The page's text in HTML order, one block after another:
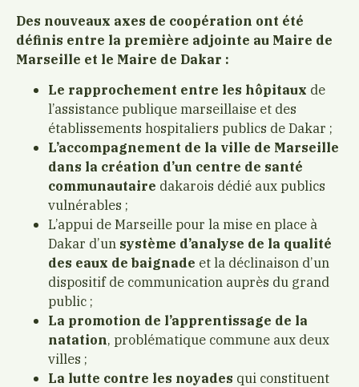
Des nouveaux axes de coopération ont été
définis entre la première adjointe au Maire de
Marseille et le Maire de Dakar :
Le rapprochement entre les hôpitaux de
l’assistance publique marseillaise et des
établissements hospitaliers publics de Dakar ;
L’accompagnement de la ville de Marseille
dans la création d’un centre de santé
communautaire dakarois dédié aux publics
vulnérables ;
L’appui de Marseille pour la mise en place à
Dakar d’un système d’analyse de la qualité
des eaux de baignade et la déclinaison d’un
dispositif de communication auprès du grand
public ;
La promotion de l’apprentissage de la
natation, problématique commune aux deux
villes ;
La lutte contre les noyades qui constituent